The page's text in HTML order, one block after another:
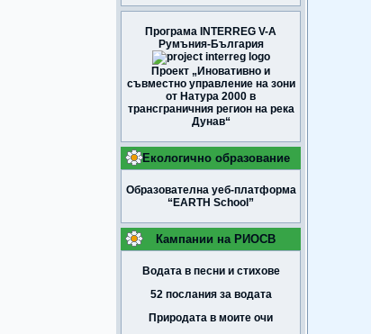
Програма INTERREG V-A
Румъния-България
Проект „Иновативно и
съвместно управление на зони
от Натура 2000 в
трансграничния регион на река
Дунав“
Екологично образование
Образователна уеб-платформа
“EARTH School”
Кампании на РИОСВ
Водата в песни и стихове
52 послания за водата
Природата в моите очи